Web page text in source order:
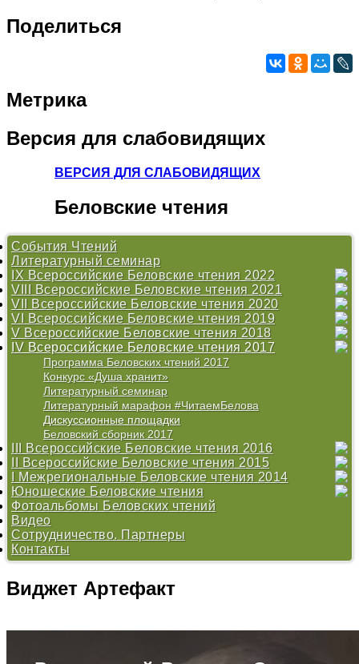
Поделиться
Метрика
Версия для слабовидящих
ВЕРСИЯ ДЛЯ СЛАБОВИДЯЩИХ
Беловские чтения
События Чтений
Литературный семинар
IX Всероссийские Беловские чтения 2022
Литературный семинар
VIII Всероссийские Беловские чтения 2021
Литературный семинар
VII Всероссийские Беловские чтения 2020
Литературный семинар
VI Всероссийские Беловские чтения 2019
Литературный марафон #ЧитаемБелова
Программа Беловских чтений 2019
Литературный семинар
Работы участников Литературного семинара 2019
V Всероссийские Беловские чтения 2018
Положение
Конкурс «Душа хранит»
Работы участников Литературного семинара 2018
Литературный марафон #ЧитаемБелова
Программа Беловских чтений 2018
Литературный семинар
IV Всероссийские Беловские чтения 2017
Программа Беловских чтений 2017
Конкурс «Душа хранит»
Литературный семинар
Литературный марафон #ЧитаемБелова
Дискуссионные площадки
Беловский сборник 2017
III Всероссийские Беловские чтения 2016
Программа
Конкурс «Душа хранит»
Литературный семинар
Литературный марафон #ЧитаемБелова
Беловский сборник
II Всероссийские Беловские чтения 2015
Открытие Центра В. И. Белова
Программа
Конкурс
Литературный марафон #ЧитаемБелова
Беловский сборник 2015
I Межрегиональные Беловские чтения 2014
Программа
Конкурс
Юношеские Беловские чтения
«О Родине душа моя болит...» - 2009
«Эпос крестьянской жизни в произведениях вологодских
авторов» - 2013
«Проблемы нравственности в произведениях В.И.
Белова» - 2012
«Хранитель русского лада» - 2010
Фотоальбомы Беловских чтений
Видео
Сотрудничество. Партнеры
Контакты
Виджет Артефакт